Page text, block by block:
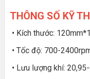
THÔNG SỐ KỸ
• Kích thước:
• Tốc độ: 700-
• Lưu lượng khí: